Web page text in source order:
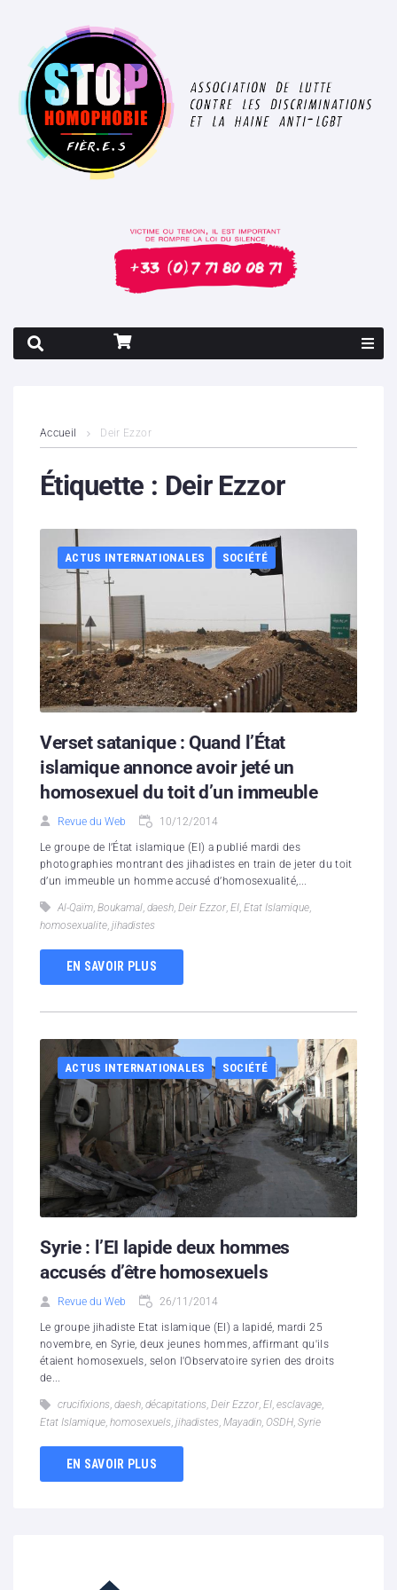
Contenus litigieux
Boutique
Partenaires
Contacts
Hébergement solidaire
Accueil Deir Ezzor
Étiquette : Deir Ezzor
ACTUS INTERNATIONALES SOCIÉTÉ
Verset satanique : Quand l’État
islamique annonce avoir jeté un
homosexuel du toit d’un immeuble
Revue du Web 10/12/2014
Le groupe de l’État islamique (EI) a publié mardi des
photographies montrant des jihadistes en train de jeter du toit
d’un immeuble un homme accusé d’homosexualité,...
Al-Qaïm, Boukamal, daesh, Deir Ezzor, EI, Etat Islamique,
homosexualite, jihadistes
EN SAVOIR PLUS
ACTUS INTERNATIONALES SOCIÉTÉ
Syrie : l’EI lapide deux hommes
accusés d’être homosexuels
Revue du Web 26/11/2014
Le groupe jihadiste Etat islamique (EI) a lapidé, mardi 25
novembre, en Syrie, deux jeunes hommes, affirmant qu'ils
étaient homosexuels, selon l'Observatoire syrien des droits
de...
crucifixions, daesh, décapitations, Deir Ezzor, EI, esclavage,
Etat Islamique, homosexuels, jihadistes, Mayadin, OSDH, Syrie
EN SAVOIR PLUS